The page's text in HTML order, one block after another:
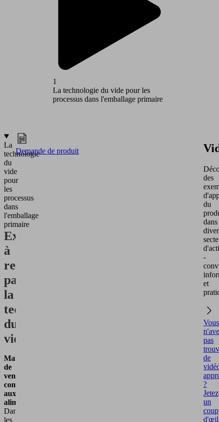
1
La technologie du vide pour les
processus dans l'emballage primaire
La
technologie
du
vide
pour
les
processus
dans
l'emballage
primaire
Exigences
à
remplir
par
la
technologie
du
vide
Matières
de
ventouses
compatibles
aux
aliments
Dans
les
Demande de produit
des
du
dans
-
et
Vous
pas
de
?
Jetez
un
coup
d'œil